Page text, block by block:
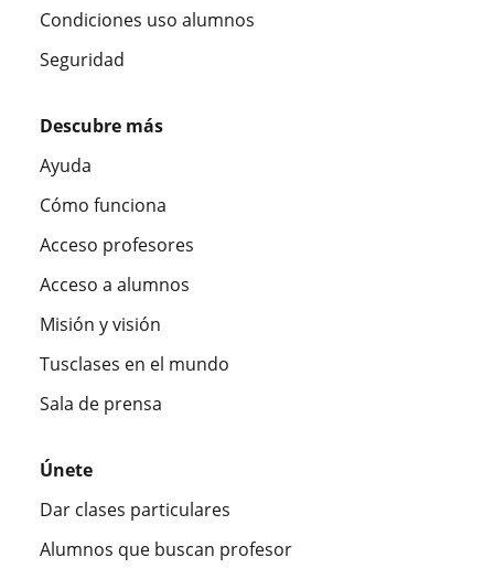
Condiciones uso alumnos
Seguridad
Descubre más
Ayuda
Cómo funciona
Acceso profesores
Acceso a alumnos
Misión y visión
Tusclases en el mundo
Sala de prensa
Únete
Dar clases particulares
Alumnos que buscan profesor